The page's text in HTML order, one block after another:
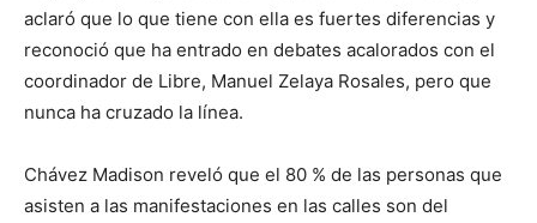
aclaró que lo que tiene con ella es fuertes diferencias y
reconoció que ha entrado en debates acalorados con el
coordinador de Libre, Manuel Zelaya Rosales, pero que
nunca ha cruzado la línea.
Chávez Madison reveló que el 80 % de las personas que
asisten a las manifestaciones en las calles son del